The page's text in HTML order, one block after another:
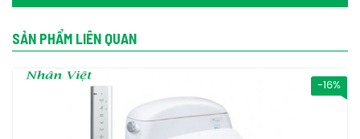
SẢN PHẨM LIÊN QUAN
-16%